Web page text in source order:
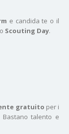
e candida te o il
Scouting Day.
gratuito per i
Bastano talento e